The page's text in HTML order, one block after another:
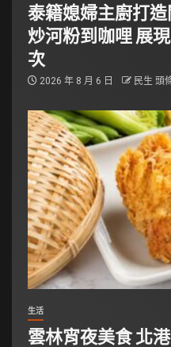
泰籍媳婦主廚打
炒河粉到咖哩 展
次
2026 年 8 月 6 日 民生 頭
生活
雲林宵夜美食 北